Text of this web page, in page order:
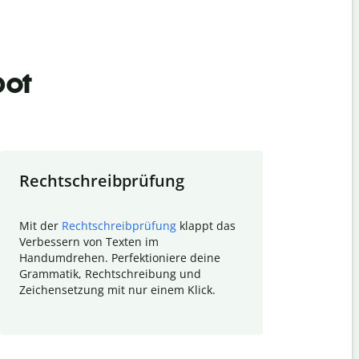
Rechtschreibprüfung
Mit der Rechtschreibprüfung klappt das
Verbessern von Texten im
Handumdrehen. Perfektioniere deine
Grammatik, Rechtschreibung und
Zeichensetzung mit nur einem Klick.